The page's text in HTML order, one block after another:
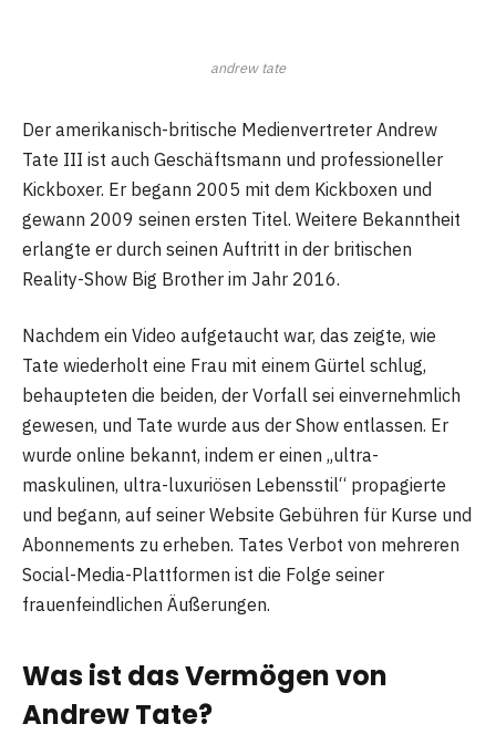
andrew tate
Der amerikanisch-britische Medienvertreter Andrew
Tate III ist auch Geschäftsmann und professioneller
Kickboxer. Er begann 2005 mit dem Kickboxen und
gewann 2009 seinen ersten Titel. Weitere Bekanntheit
erlangte er durch seinen Auftritt in der britischen
Reality-Show Big Brother im Jahr 2016.
Nachdem ein Video aufgetaucht war, das zeigte, wie
Tate wiederholt eine Frau mit einem Gürtel schlug,
behaupteten die beiden, der Vorfall sei einvernehmlich
gewesen, und Tate wurde aus der Show entlassen. Er
wurde online bekannt, indem er einen „ultra-
maskulinen, ultra-luxuriösen Lebensstil“ propagierte
und begann, auf seiner Website Gebühren für Kurse und
Abonnements zu erheben. Tates Verbot von mehreren
Social-Media-Plattformen ist die Folge seiner
frauenfeindlichen Äußerungen.
Was ist das Vermögen von
Andrew Tate?